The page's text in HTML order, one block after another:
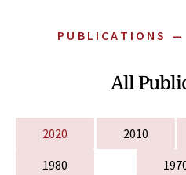
PUBLICATIONS —
All
2020 2010
1980